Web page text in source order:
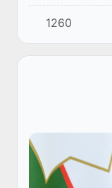
мемлекеттік
сәйкес және
бағыттарына
1260